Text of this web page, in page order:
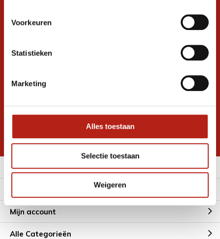
Voorkeuren
Statistieken
Marketing
Alles toestaan
Selectie toestaan
Weigeren
graag verder. 24/7
Ontvang de nieuwste aanbiedingen en
Inschrijven voor
* Lees hier de wettelijke beperkingen
Meer informatie
Mijn account
Alle Categorieën